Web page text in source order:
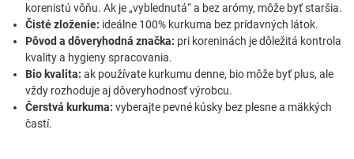
korenistú vôňu. Ak je „vyblednutá“ a bez arómy, môže byť staršia.
Čisté zloženie: ideálne 100% kurkuma bez prídavných látok.
Pôvod a dôveryhodná značka: pri koreninách je dôležitá kontrola
kvality a hygieny spracovania.
Bio kvalita: ak používate kurkumu denne, bio môže byť plus, ale
vždy rozhoduje aj dôveryhodnosť výrobcu.
Čerstvá kurkuma: vyberajte pevné kúsky bez plesne a mäkkých
častí.